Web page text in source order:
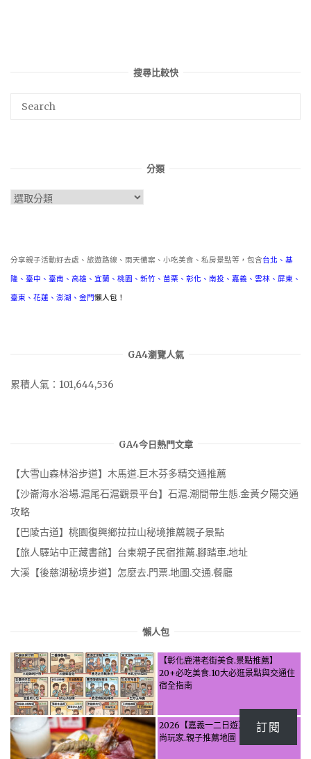
搜尋比較快
分類
分
分享親子活動好去處、旅遊路線、雨天備案、小吃美食、私房景點等，包含台北 、 基
隆 、 臺中 、 臺南 、 高雄 、 宜蘭 、 桃園 、 新竹 、 苗栗 、 彰化 、 南投 、 嘉義 、 雲林 、 屏東 、
臺東 、 花蓮 、 澎湖 、 金門懶人包！
GA4瀏覽人氣
累積人氣：101,644,536
GA4今日熱門文章
【大雪山森林浴步道】木馬道.巨木芬多精交通推薦
【沙崙海水浴場.滬尾石滬觀景平台】石滬.潮間帶生態.金黃夕陽交通
攻略
【巴陵古道】桃園復興鄉拉拉山秘境推薦親子景點
【旅人驛站中正藏書館】台東親子民宿推薦.腳踏車.地址
大溪【後慈湖秘境步道】怎麼去.門票.地圖.交通.餐廳
懶人包
【彰化鹿港老街美食.景點推薦】
20+必吃美食.10大必逛景點與交通住
宿全指南
2026【嘉義一二日遊】美食.景點.食
尚玩家.親子推薦地圖
訂閱